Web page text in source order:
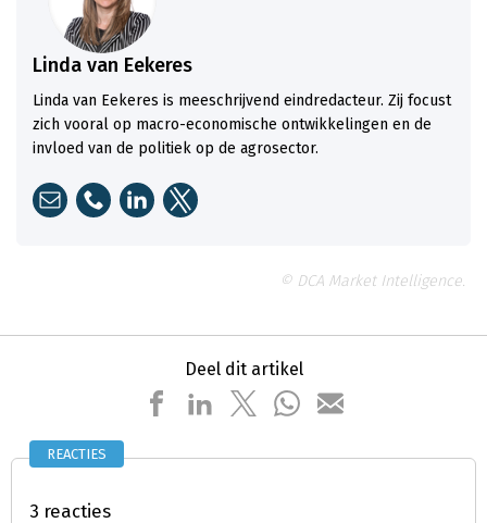
Linda van Eekeres
Linda van Eekeres is meeschrijvend eindredacteur. Zij focust
zich vooral op macro-economische ontwikkelingen en de
invloed van de politiek op de agrosector.
© DCA Market Intelligence.
Deel dit artikel
REACTIES
3 reacties